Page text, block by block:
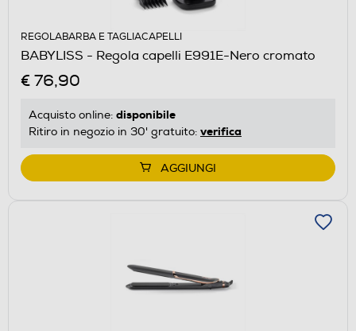
REGOLABARBA E TAGLIACAPELLI
BABYLISS - Regola capelli E991E-Nero cromato
€ 76,90
Acquisto online: disponibile
Ritiro in negozio in 30' gratuito: verifica
AGGIUNGI